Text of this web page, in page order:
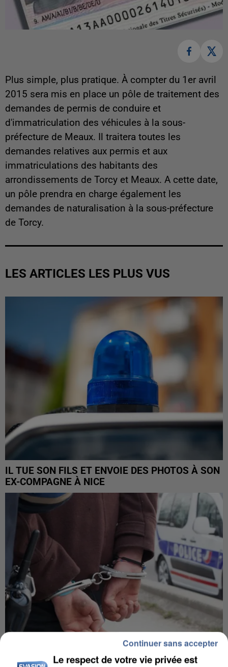
Plus simple, plus pratique. À compter du 1er avril
2015 sera mis en place un pôle de traitement des
demandes de permis de conduire et
d'immatriculation des véhicules à la sous-
préfecture de Meaux. Il traitera toutes les
demandes relatives aux permis et aux
immatriculations des habitants des
arrondissements de Torcy et Meaux. A cette date,
un pôle prendra en charge également les
demandes de naturalisation à la sous-préfecture
de Torcy.
LES ARTICLES LES PLUS VUS
IL TUE SON FILS ET ENVOIE DES PHOTOS À SON
EX-COMPAGNE À NICE
Le respect de votre vie privée est
Continuer sans accepter